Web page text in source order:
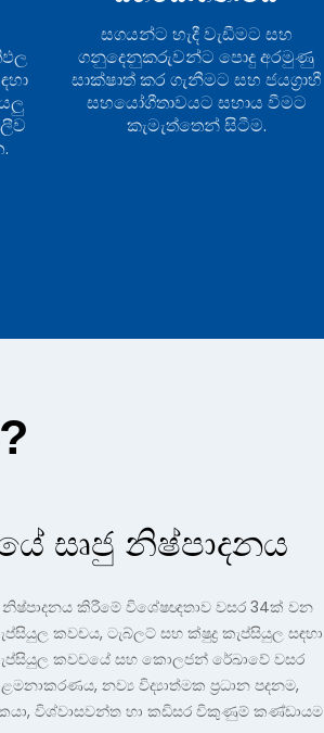
සගයන්ට හැදී වැඩීමට සහ
ගනුදෙනුකරුවන්ට පොදු අරමුණු
සාක්ෂාත් කර ගැනීමට සහ ජයග්‍රාහී
සහයෝගීතාවයට සහාය වීමට
කැමැත්තෙන් සිටීම.
සෘජු නිෂ්පාදනය
කිරීමේ විශේෂඥතාව වසර 34ක් වන
කවචය, ටැබ්ලට් සහ ක්ෂුද්‍ර කැප්සියුල සඳහා
කවචයේ සහ කොලජන් රේඛාවේ වසර
නව්‍ය විද්‍යාත්මක ප්‍රධාන පදනම,
විශ්වාසවන්ත හා කඩිසර විකුණුම් කණ්ඩායම